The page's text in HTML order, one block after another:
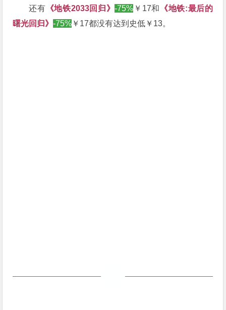
还有 《地铁2033回归》-75% ￥17和
《地铁:最后的
曙光回归》-75% ￥17都没有达到史低￥13。